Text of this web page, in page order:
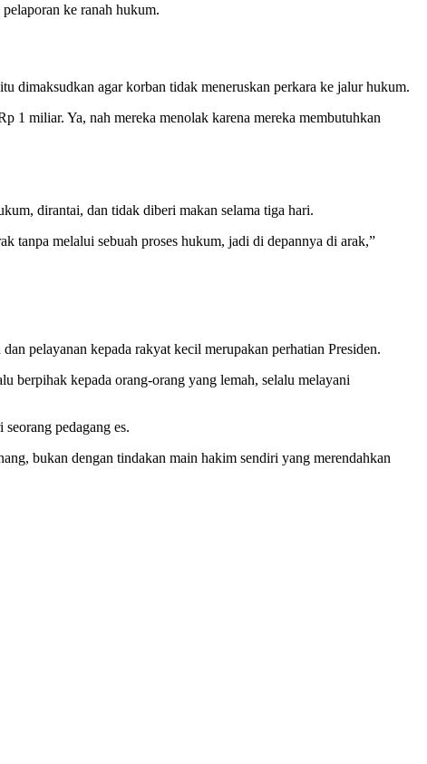
ke ranah hukum.
dimaksudkan agar korban tidak meneruskan perkara ke jalur hukum.
1 miliar. Ya, nah mereka menolak karena mereka membutuhkan
dirantai, dan tidak diberi makan selama tiga hari.
tanpa melalui sebuah proses hukum, jadi di depannya di arak,”
pelayanan kepada rakyat kecil merupakan perhatian Presiden.
berpihak kepada orang-orang yang lemah, selalu melayani
pedagang es.
bukan dengan tindakan main hakim sendiri yang merendahkan